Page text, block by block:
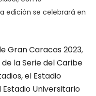
edición se celebrará en
Gran Caracas 2023,
la Serie del Caribe
el Estadio
Universitario